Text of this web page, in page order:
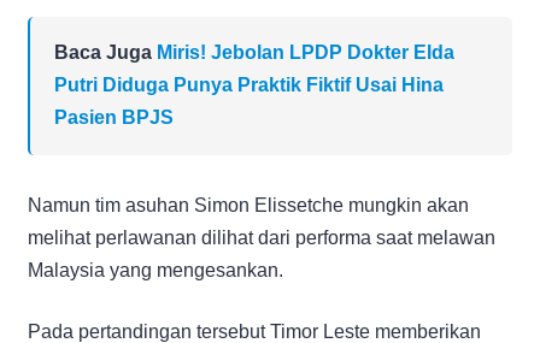
Baca Juga Miris! Jebolan LPDP Dokter Elda
Putri Diduga Punya Praktik Fiktif Usai Hina
Pasien BPJS
Namun tim asuhan Simon Elissetche mungkin akan
melihat perlawanan dilihat dari performa saat melawan
Malaysia yang mengesankan.
Pada pertandingan tersebut Timor Leste memberikan